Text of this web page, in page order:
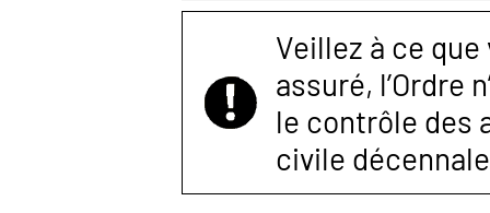
Veillez à ce
assuré, l’Ordre
le contrôle des
civile